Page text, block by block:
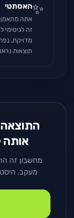
✨האסתטי
אתה מתאמן
זה לגיטימי
מדויקת,
תוצאות נראות אחרי 12-
התוצאה
אותה
מחשבון זה
מעקב,